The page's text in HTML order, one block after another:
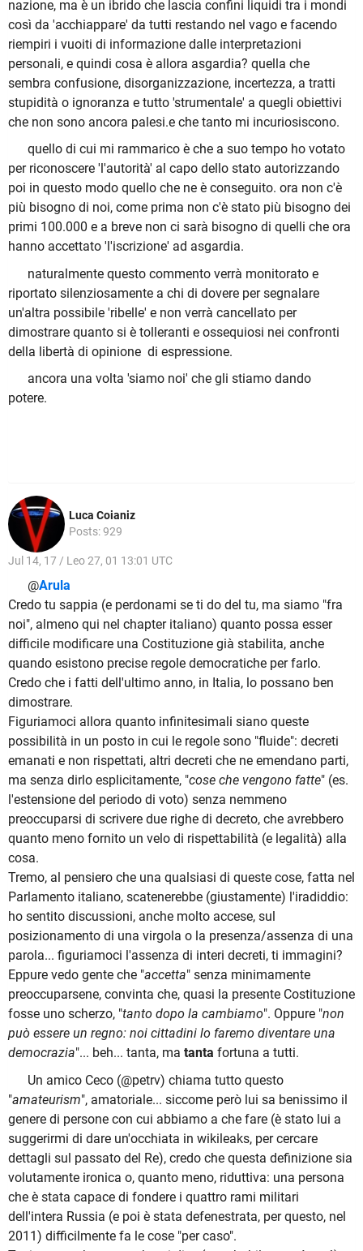
nazione, ma è un ibrido che lascia confini liquidi tra i mondi
così da 'acchiappare' da tutti restando nel vago e facendo
riempiri i vuoiti di informazione dalle interpretazioni
personali, e quindi cosa è allora asgardia? quella che
sembra confusione, disorganizzazione, incertezza, a tratti
stupidità o ignoranza e tutto 'strumentale' a quegli obiettivi
che non sono ancora palesi.e che tanto mi incuriosiscono.
quello di cui mi rammarico è che a suo tempo ho votato
per riconoscere 'l'autorità' al capo dello stato autorizzando
poi in questo modo quello che ne è conseguito. ora non c'è
più bisogno di noi, come prima non c'è stato più bisogno dei
primi 100.000 e a breve non ci sarà bisogno di quelli che ora
hanno accettato 'l'iscrizione' ad asgardia.
naturalmente questo commento verrà monitorato e
riportato silenziosamente a chi di dovere per segnalare
un'altra possibile 'ribelle' e non verrà cancellato per
dimostrare quanto si è tolleranti e ossequiosi nei confronti
della libertà di opinione di espressione.
ancora una volta 'siamo noi' che gli stiamo dando
potere.
Luca Coianiz
Posts: 929
Jul 14, 17 / Leo 27, 01 13:01 UTC
@Arula
Credo tu sappia (e perdonami se ti do del tu, ma siamo "fra
noi", almeno qui nel chapter italiano) quanto possa esser
difficile modificare una Costituzione già stabilita, anche
quando esistono precise regole democratiche per farlo.
Credo che i fatti dell'ultimo anno, in Italia, lo possano ben
dimostrare.
Figuriamoci allora quanto infinitesimali siano queste
possibilità in un posto in cui le regole sono "fluide": decreti
emanati e non rispettati, altri decreti che ne emendano parti,
ma senza dirlo esplicitamente, "cose che vengono fatte" (es.
l'estensione del periodo di voto) senza nemmeno
preoccuparsi di scrivere due righe di decreto, che avrebbero
quanto meno fornito un velo di rispettabilità (e legalità) alla
cosa.
Tremo, al pensiero che una qualsiasi di queste cose, fatta nel
Parlamento italiano, scatenerebbe (giustamente) l'iradiddio:
ho sentito discussioni, anche molto accese, sul
posizionamento di una virgola o la presenza/assenza di una
parola... figuriamoci l'assenza di interi decreti, ti immagini?
Eppure vedo gente che "accetta" senza minimamente
preoccuparsene, convinta che, quasi la presente Costituzione
fosse uno scherzo, "tanto dopo la cambiamo". Oppure "non
può essere un regno: noi cittadini lo faremo diventare una
democrazia"... beh... tanta, ma tanta fortuna a tutti.
Un amico Ceco (@petrv) chiama tutto questo
"amateurism", amatoriale... siccome però lui sa benissimo il
genere di persone con cui abbiamo a che fare (è stato lui a
suggerirmi di dare un'occhiata in wikileaks, per cercare
dettagli sul passato del Re), credo che questa definizione sia
volutamente ironica o, quanto meno, riduttiva: una persona
che è stata capace di fondere i quattro rami militari
dell'intera Russia (e poi è stata defenestrata, per questo, nel
2011) difficilmente fa le cose "per caso".